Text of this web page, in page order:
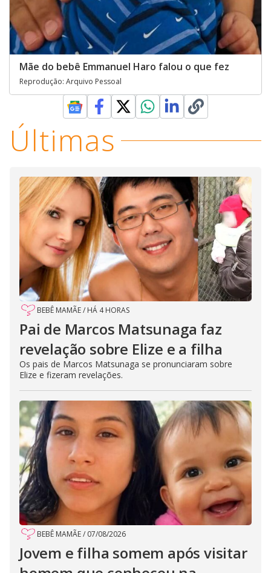
Mãe do bebê Emmanuel Haro falou o que fez
Reprodução: Arquivo Pessoal
Últimas
BEBÊ MAMÃE/ HÁ 4 HORAS
Pai de Marcos Matsunaga faz
revelação sobre Elize e a filha
Os pais de Marcos Matsunaga se pronunciaram sobre
Elize e fizeram revelações.
BEBÊ MAMÃE/ 07/08/2026
Jovem e filha somem após visitar